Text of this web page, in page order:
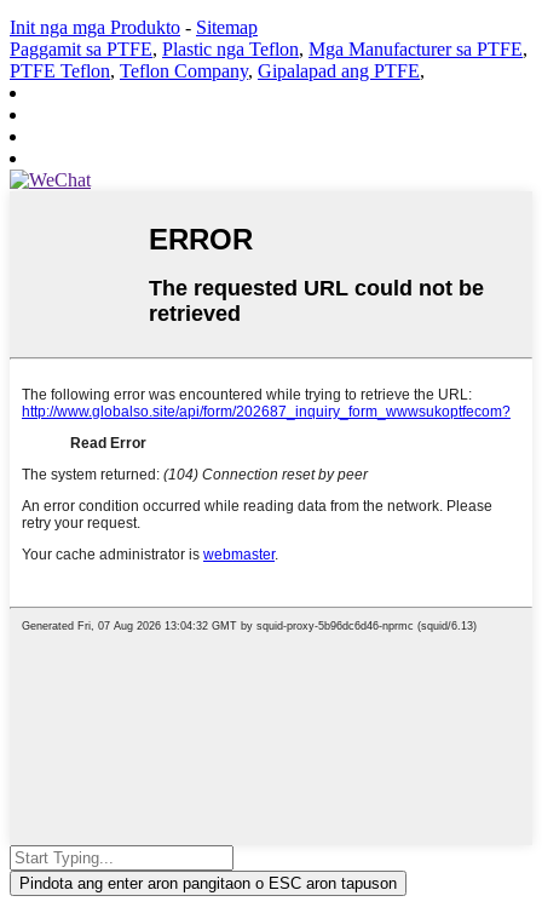
Init nga mga Produkto - Sitemap
Paggamit sa PTFE, Plastic nga Teflon, Mga Manufacturer sa PTFE,
PTFE Teflon, Teflon Company, Gipalapad ang PTFE,
Pindota ang enter aron pangitaon o ESC aron tapuson